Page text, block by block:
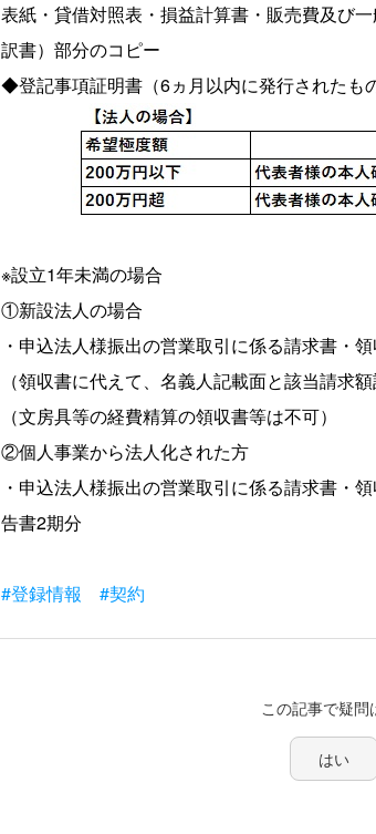
表紙・貸借対照表・損益計算書・販売費及び
訳書）部分のコピー
◆登記事項証明書（6ヵ月以内に発行されたも
※設立1年未満の場合
①新設法人の場合
・申込法人様振出の営業取引に係る請求書・
（領収書に代えて、名義人記載面と該当請求
（文房具等の経費精算の領収書等は不可）
②個人事業から法人化された方
・申込法人様振出の営業取引に係る請求書・
告書2期分
#登録情報 #契約
この記事で疑問
はい